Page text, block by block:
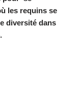
les requins se
diversité dans